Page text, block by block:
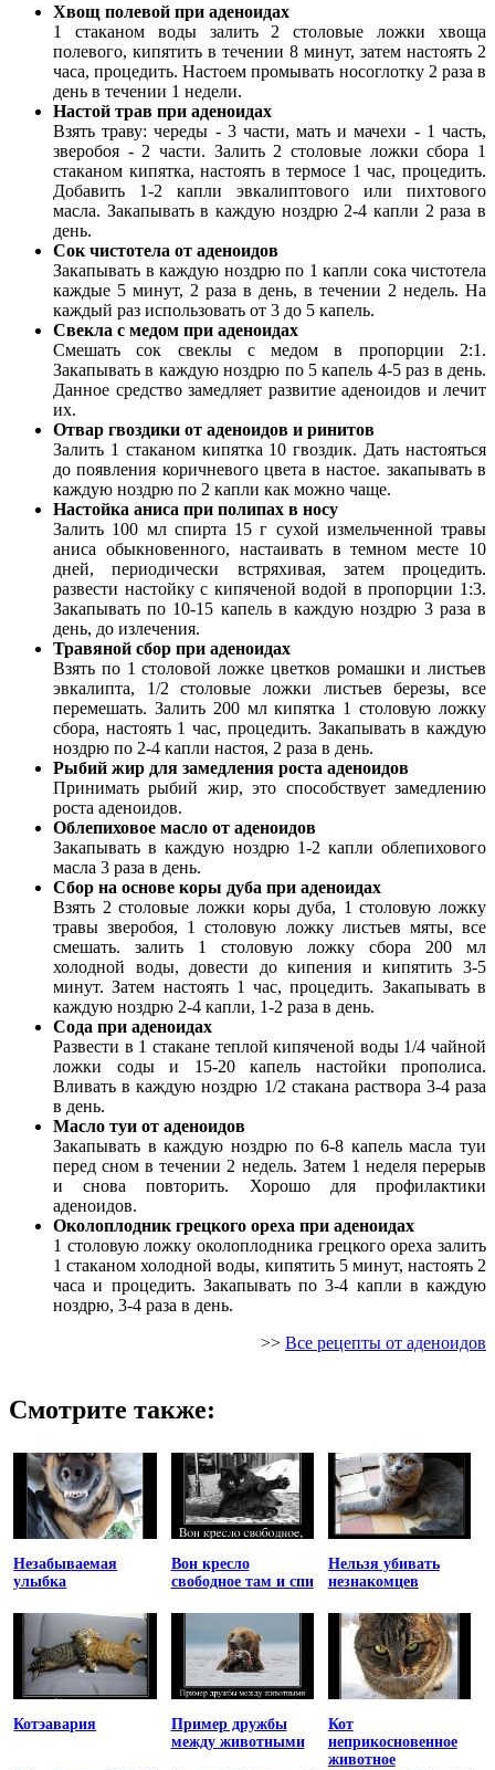
Хвощ полевой при аденоидах
1 стаканом воды залить 2 столовые ложки хвоща
полевого, кипятить в течении 8 минут, затем настоять 2
часа, процедить. Настоем промывать носоглотку 2 раза в
день в течении 1 недели.
Настой трав при аденоидах
Взять траву: череды - 3 части, мать и мачехи - 1 часть,
зверобоя - 2 части. Залить 2 столовые ложки сбора 1
стаканом кипятка, настоять в термосе 1 час, процедить.
Добавить 1-2 капли эвкалиптового или пихтового
масла. Закапывать в каждую ноздрю 2-4 капли 2 раза в
день.
Сок чистотела от аденоидов
Закапывать в каждую ноздрю по 1 капли сока чистотела
каждые 5 минут, 2 раза в день, в течении 2 недель. На
каждый раз использовать от 3 до 5 капель.
Свекла с медом при аденоидах
Смешать сок свеклы с медом в пропорции 2:1.
Закапывать в каждую ноздрю по 5 капель 4-5 раз в день.
Данное средство замедляет развитие аденоидов и лечит
их.
Отвар гвоздики от аденоидов и ринитов
Залить 1 стаканом кипятка 10 гвоздик. Дать настояться
до появления коричневого цвета в настое. закапывать в
каждую ноздрю по 2 капли как можно чаще.
Настойка аниса при полипах в носу
Залить 100 мл спирта 15 г сухой измельченной травы
аниса обыкновенного, настаивать в темном месте 10
дней, периодически встряхивая, затем процедить.
развести настойку с кипяченой водой в пропорции 1:3.
Закапывать по 10-15 капель в каждую ноздрю 3 раза в
день, до излечения.
Травяной сбор при аденоидах
Взять по 1 столовой ложке цветков ромашки и листьев
эвкалипта, 1/2 столовые ложки листьев березы, все
перемешать. Залить 200 мл кипятка 1 столовую ложку
сбора, настоять 1 час, процедить. Закапывать в каждую
ноздрю по 2-4 капли настоя, 2 раза в день.
Рыбий жир для замедления роста аденоидов
Принимать рыбий жир, это способствует замедлению
роста аденоидов.
Облепиховое масло от аденоидов
Закапывать в каждую ноздрю 1-2 капли облепихового
масла 3 раза в день.
Сбор на основе коры дуба при аденоидах
Взять 2 столовые ложки коры дуба, 1 столовую ложку
травы зверобоя, 1 столовую ложку листьев мяты, все
смешать. залить 1 столовую ложку сбора 200 мл
холодной воды, довести до кипения и кипятить 3-5
минут. Затем настоять 1 час, процедить. Закапывать в
каждую ноздрю 2-4 капли, 1-2 раза в день.
Сода при аденоидах
Развести в 1 стакане теплой кипяченой воды 1/4 чайной
ложки соды и 15-20 капель настойки прополиса.
Вливать в каждую ноздрю 1/2 стакана раствора 3-4 раза
в день.
Масло туи от аденоидов
Закапывать в каждую ноздрю по 6-8 капель масла туи
перед сном в течении 2 недель. Затем 1 неделя перерыв
и снова повторить. Хорошо для профилактики
аденоидов.
Околоплодник грецкого ореха при аденоидах
1 столовую ложку околоплодника грецкого ореха залить
1 стаканом холодной воды, кипятить 5 минут, настоять 2
часа и процедить. Закапывать по 3-4 капли в каждую
ноздрю, 3-4 раза в день.
>> Все рецепты от аденоидов
Смотрите также:
Незабываемая
улыбка
Вон кресло
свободное там и спи
Нельзя убивать
незнакомцев
Котэавария
Пример дружбы
между животными
Кот
неприкосновенное
животное